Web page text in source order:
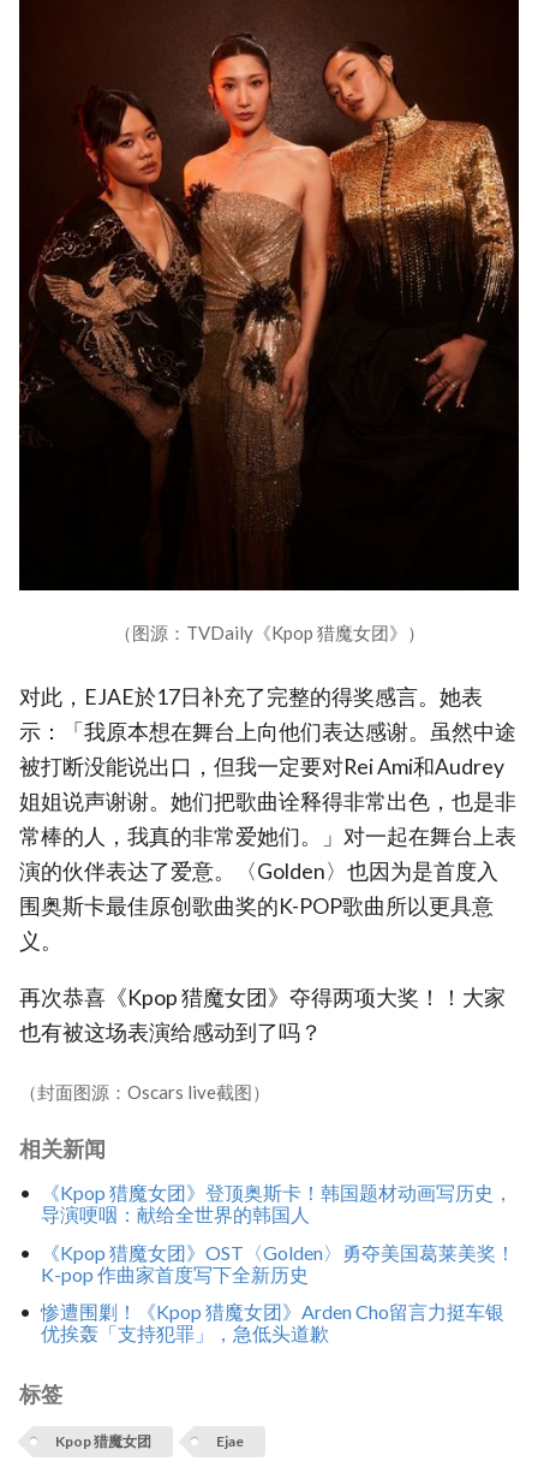
（图源：TVDaily《Kpop 猎魔女团》）
对此，EJAE於17日补充了完整的得奖感言。她表
示：「我原本想在舞台上向他们表达感谢。虽然中途
被打断没能说出口，但我一定要对Rei Ami和Audrey
姐姐说声谢谢。她们把歌曲诠释得非常出色，也是非
常棒的人，我真的非常爱她们。」对一起在舞台上表
演的伙伴表达了爱意。〈Golden〉也因为是首度入
围奥斯卡最佳原创歌曲奖的K-POP歌曲所以更具意
义。
再次恭喜《Kpop 猎魔女团》夺得两项大奖！！大家
也有被这场表演给感动到了吗？
（封面图源：Oscars live截图）
相关新闻
《Kpop 猎魔女团》登顶奥斯卡！韩国题材动画写历史，
导演哽咽：献给全世界的韩国人
《Kpop 猎魔女团》OST〈Golden〉勇夺美国葛莱美奖！
K-pop 作曲家首度写下全新历史
惨遭围剿！《Kpop 猎魔女团》Arden Cho留言力挺车银
优挨轰「支持犯罪」，急低头道歉
标签
Kpop 猎魔女团 Ejae